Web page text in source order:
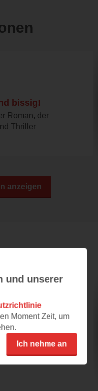
bissig!
Roman, der
Thriller
anzeigen
1
bin, hat mich
es ist
und unserer
Moment Zeit, um
Ich nehme an